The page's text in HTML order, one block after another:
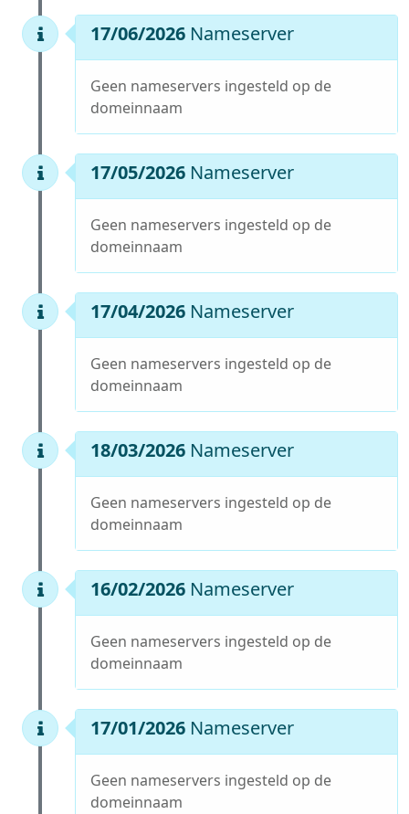
17/06/2026 Nameserver
Geen nameservers ingesteld op de
domeinnaam
17/05/2026 Nameserver
Geen nameservers ingesteld op de
domeinnaam
17/04/2026 Nameserver
Geen nameservers ingesteld op de
domeinnaam
18/03/2026 Nameserver
Geen nameservers ingesteld op de
domeinnaam
16/02/2026 Nameserver
Geen nameservers ingesteld op de
domeinnaam
17/01/2026 Nameserver
Geen nameservers ingesteld op de
domeinnaam